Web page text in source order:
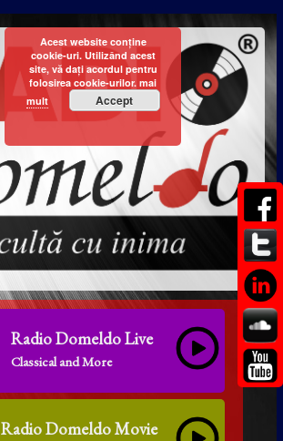
Radio Domeldo Live
Classical and More
Radio Domeldo Movie
Acest website conține
cookie-uri. Utilizând acest
site, vă dați acordul pentru
folosirea cookie-urilor. mai
mult
Accept